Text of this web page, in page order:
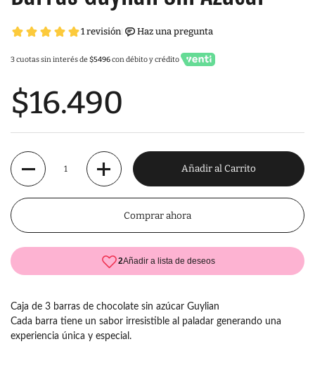
3 cuotas sin interés de$5496con débito y crédito
$16.490
Cantidad
Añadir al Carrito
Comprar ahora
Caja de 3 barras de chocolate sin azúcar Guylian
Cada barra tiene un sabor irresistible al paladar generando una
experiencia única y especial.